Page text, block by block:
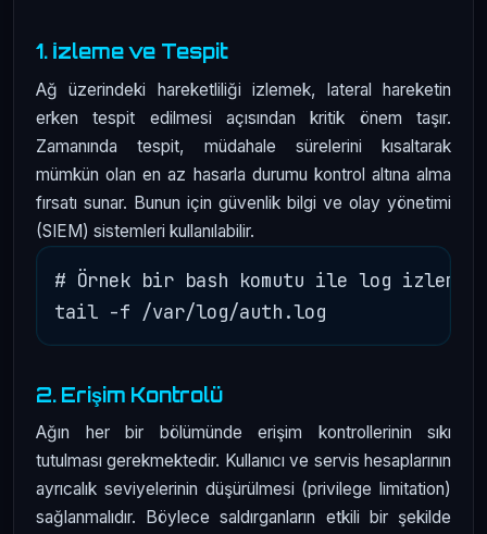
1. İzleme ve Tespit
Ağ üzerindeki hareketliliği izlemek, lateral hareketin
erken tespit edilmesi açısından kritik önem taşır.
Zamanında tespit, müdahale sürelerini kısaltarak
mümkün olan en az hasarla durumu kontrol altına alma
fırsatı sunar. Bunun için güvenlik bilgi ve olay yönetimi
(SIEM) sistemleri kullanılabilir.
# Örnek bir bash komutu ile log izleme:
2. Erişim Kontrolü
Ağın her bir bölümünde erişim kontrollerinin sıkı
tutulması gerekmektedir. Kullanıcı ve servis hesaplarının
ayrıcalık seviyelerinin düşürülmesi (privilege limitation)
sağlanmalıdır. Böylece saldırganların etkili bir şekilde